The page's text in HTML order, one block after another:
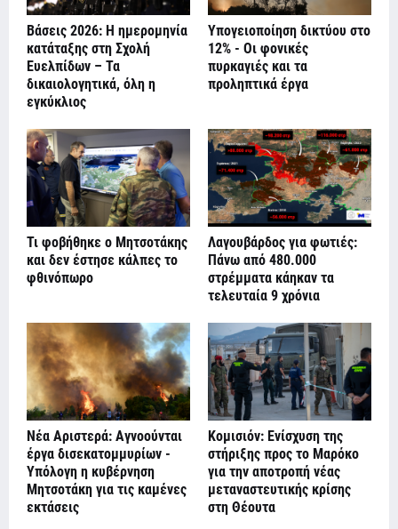
Βάσεις 2026: Η ημερομηνία
κατάταξης στη Σχολή
Ευελπίδων – Τα
δικαιολογητικά, όλη η
εγκύκλιος
Υπογειοποίηση δικτύου στο
12% - Οι φονικές
πυρκαγιές και τα
προληπτικά έργα
Τι φοβήθηκε ο Μητσοτάκης
και δεν έστησε κάλπες το
φθινόπωρο
Λαγουβάρδος για φωτιές:
Πάνω από 480.000
στρέμματα κάηκαν τα
τελευταία 9 χρόνια
Νέα Αριστερά: Αγνοούνται
έργα δισεκατομμυρίων -
Υπόλογη η κυβέρνηση
Μητσοτάκη για τις καμένες
εκτάσεις
Κομισιόν: Ενίσχυση της
στήριξης προς το Μαρόκο
για την αποτροπή νέας
μεταναστευτικής κρίσης
στη Θέουτα